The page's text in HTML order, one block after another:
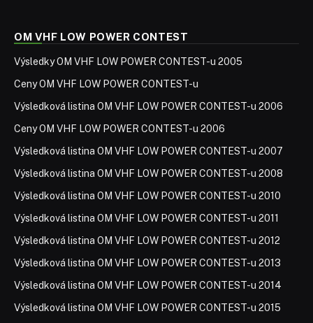
OM VHF LOW POWER CONTEST
Výsledky OM VHF LOW POWER CONTEST-u 2005
Ceny OM VHF LOW POWER CONTEST-u
Výsledková listina OM VHF LOW POWER CONTEST-u 2006
Ceny OM VHF LOW POWER CONTEST-u 2006
Výsledková listina OM VHF LOW POWER CONTEST-u 2007
Výsledková listina OM VHF LOW POWER CONTEST-u 2008
Výsledková listina OM VHF LOW POWER CONTEST-u 2010
Výsledková listina OM VHF LOW POWER CONTEST-u 2011
Výsledková listina OM VHF LOW POWER CONTEST-u 2012
Výsledková listina OM VHF LOW POWER CONTEST-u 2013
Výsledková listina OM VHF LOW POWER CONTEST-u 2014
Výsledková listina OM VHF LOW POWER CONTEST-u 2015